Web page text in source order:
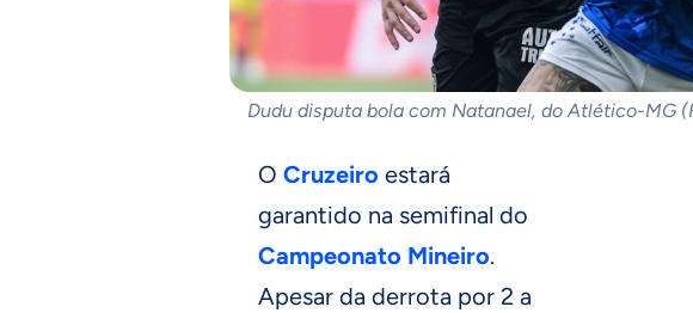
Dudu disputa bola com Natanael, do Atlético-MG
O Cruzeiro estará
garantido na semifinal do
Campeonato Mineiro.
Apesar da derrota por 2 a